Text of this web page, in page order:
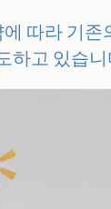
따라 기
하고 있습